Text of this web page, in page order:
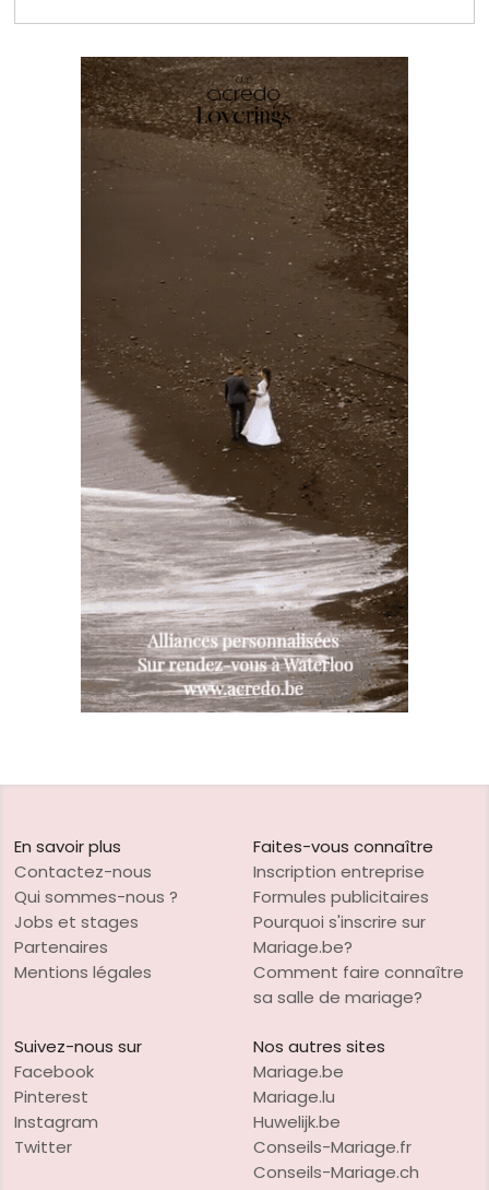
En savoir plus
Contactez-nous
Qui sommes-nous ?
Jobs et stages
Partenaires
Mentions légales
Faites-vous connaître
Inscription entreprise
Formules publicitaires
Pourquoi s'inscrire sur
Mariage.be?
Comment faire connaître
sa salle de mariage?
Suivez-nous sur
Facebook
Pinterest
Instagram
Twitter
Nos autres sites
Mariage.be
Mariage.lu
Huwelijk.be
Conseils-Mariage.fr
Conseils-Mariage.ch